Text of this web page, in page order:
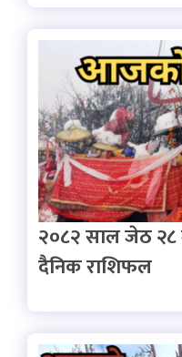
२०८२ साल जेठ
दैनिक राशिफल